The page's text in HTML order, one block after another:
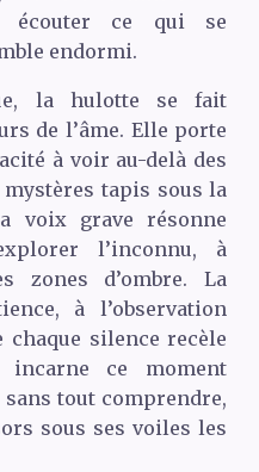
écouter ce qui se
endormi.
la hulotte se fait
de l’âme. Elle porte
à voir au-delà des
tapis sous la
voix grave résonne
l’inconnu, à
zones d’ombre. La
à l’observation
chaque silence recèle
incarne ce moment
sans tout comprendre,
sous ses voiles les